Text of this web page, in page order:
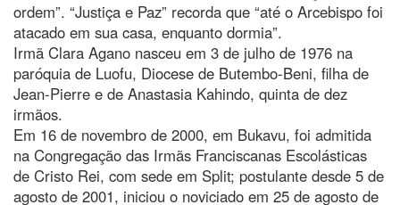
ordem”. “Justiça e Paz” recorda que “até o Arcebispo foi
atacado em sua casa, enquanto dormia”.
Irmã Clara Agano nasceu em 3 de julho de 1976 na
paróquia de Luofu, Diocese de Butembo-Beni, filha de
Jean-Pierre e de Anastasia Kahindo, quinta de dez
irmãos.
Em 16 de novembro de 2000, em Bukavu, foi admitida
na Congregação das Irmãs Franciscanas Escolásticas
de Cristo Rei, com sede em Split; postulante desde 5 de
agosto de 2001, iniciou o noviciado em 25 de agosto de